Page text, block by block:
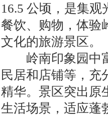
16.5 公顷，是集
餐饮、购物，体验
文化的旅游景区。
岭南印象园中
民居和店铺等，充
精华。景区突出原
生活场景，适应蓬